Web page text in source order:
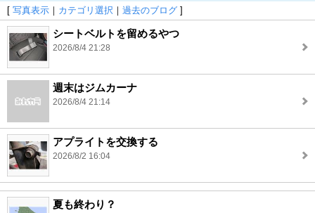
[ 写真表示 ｜ カテゴリ選択 ｜ 過去のブログ ]
シートベルトを留めるやつ
2026/8/4 21:28
週末はジムカーナ
2026/8/4 21:14
アプライトを交換する
2026/8/2 16:04
夏も終わり？